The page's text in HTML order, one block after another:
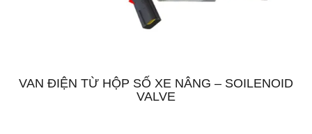
VAN ĐIỆN TỪ HỘP SỐ XE NÂNG – SOILENOID
VALVE